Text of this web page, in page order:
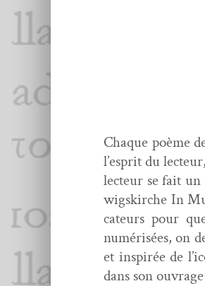
Chaque poème
l’esprit du
lecteur se fait un
wigskirche In
ca­teurs pour
numérisées, on
et inspirée de
dans son